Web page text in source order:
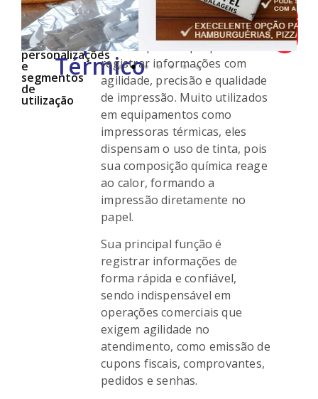
O
que
são,
tamanhos,
personalizações
e
segmentos
de
utilização
Sobre
Papel
Térmico
Os papéis térmicos
personalizados são essenciais
para empresas que precisam
registrar informações com
agilidade, precisão e qualidade
de impressão. Muito utilizados
em equipamentos como
impressoras térmicas, eles
dispensam o uso de tinta, pois
sua composição química reage
ao calor, formando a
impressão diretamente no
papel.
Sua principal função é
registrar informações de
forma rápida e confiável,
sendo indispensável em
operações comerciais que
exigem agilidade no
atendimento, como emissão de
cupons fiscais, comprovantes,
pedidos e senhas.
ORÇAR